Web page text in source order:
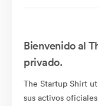
Bienvenido al
privado.
The Startup Shirt
sus activos